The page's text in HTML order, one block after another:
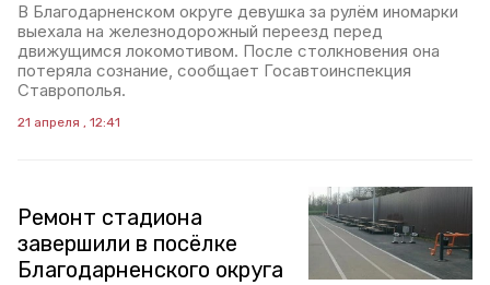
В Благодарненском округе девушка за рулём иномарки
выехала на железнодорожный переезд перед
движущимся локомотивом. После столкновения она
потеряла сознание, сообщает Госавтоинспекция
Ставрополья.
21 апреля , 12:41
Ремонт стадиона
завершили в посёлке
Благодарненского округа